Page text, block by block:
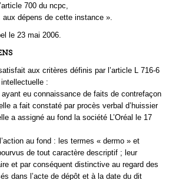
700 du ncpc,
aux dépens de cette instance ».
le 23 mai 2006.
aux critères définis par l’article L 716-6
:
eu connaissance de faits de contrefaçon
a fait constaté par procès verbal d’huissier
a assigné au fond la société L’Oréal le 17
au fond : les termes « dermo » et
de tout caractère descriptif ; leur
et par conséquent distinctive au regard des
dans l’acte de dépôt et à la date du dit